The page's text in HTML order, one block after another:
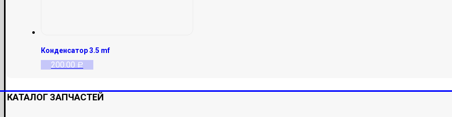
Конденсатор 3.5 mf
200.00 Р
КАТАЛОГ ЗАПЧАСТЕЙ